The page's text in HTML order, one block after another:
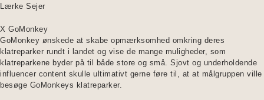
Lærke Sejer
X GoMonkey
GoMonkey ønskede at skabe opmærksomhed omkring deres
klatreparker rundt i landet og vise de mange muligheder, som
klatreparkene byder på til både store og små. Sjovt og underholdende
influencer content skulle ultimativt gerne føre til, at at målgruppen ville
besøge GoMonkeys klatreparker.